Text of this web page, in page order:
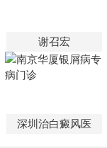
谢召宏
深圳治白癜风医